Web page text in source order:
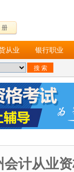
册
从业 银行职业
计从业